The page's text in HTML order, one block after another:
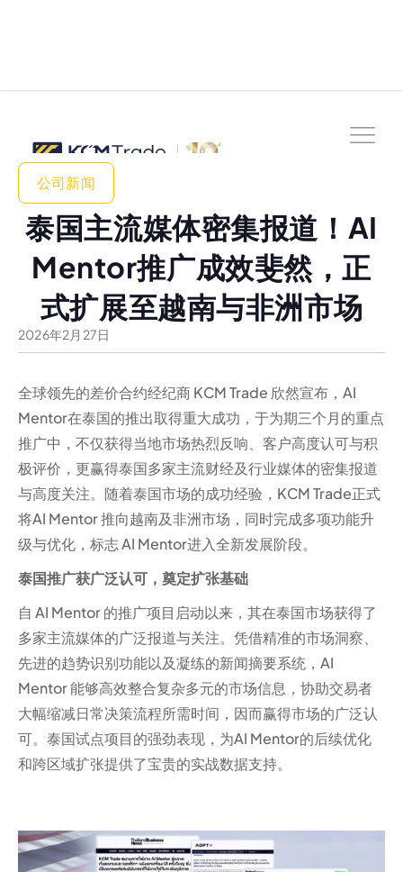
公司新闻
泰国主流媒体密集报道！AI
Mentor推广成效斐然，正
式扩展至越南与非洲市场
2026年2月 27日
全球领先的差价合约经纪商 KCM Trade 欣然宣布，AI
Mentor在泰国的推出取得重大成功，于为期三个月的重点
推广中，不仅获得当地市场热烈反响、客户高度认可与积
极评价，更赢得泰国多家主流财经及行业媒体的密集报道
与高度关注。随着泰国市场的成功经验，KCM Trade正式
将AI Mentor 推向越南及非洲市场，同时完成多项功能升
级与优化，标志 AI Mentor进入全新发展阶段。
泰国推广获广泛认可，奠定扩张基础
自 AI Mentor 的推广项目启动以来，其在泰国市场获得了
多家主流媒体的广泛报道与关注。凭借精准的市场洞察、
先进的趋势识别功能以及凝练的新闻摘要系统，AI
Mentor 能够高效整合复杂多元的市场信息，协助交易者
大幅缩减日常决策流程所需时间，因而赢得市场的广泛认
可。泰国试点项目的强劲表现，为AI Mentor的后续优化
和跨区域扩张提供了宝贵的实战数据支持。